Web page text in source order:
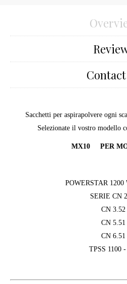
Contact
Sacchetti per aspirapolvere ogni
Selezionate il vostro modello
MX10 PER
POWERSTAR 1200
SERIE CN
CN 3.52
CN 5.51
CN 6.51
TPSS 1100